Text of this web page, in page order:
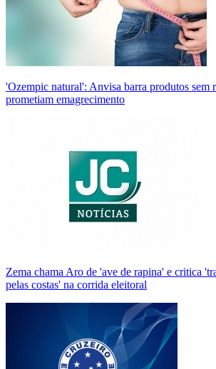
'Ozempic natural': Anvisa barra produtos sem
prometiam emagrecimento
Zema chama Aro de 'ave de rapina' e critica
pelas costas' na corrida eleitoral